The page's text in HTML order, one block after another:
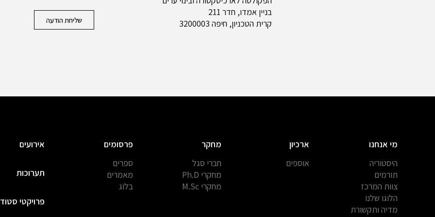
בניין אמדו, חדר 211
קרית הטכניון, חיפה 3200003
שליחת הודעה
מי אנחנו
היסטוריה
תורמים
צוות המרכז
הלוגו שלנו
מדיה ותקשורת
ארכיון
אוספים
מחקר
חברי סגל
מחקרי Ph.D
מחקרי M.Sc
פרסומים
ספרים
מאמרים
בלוג
אירועים
תערוכות
פרויקטי